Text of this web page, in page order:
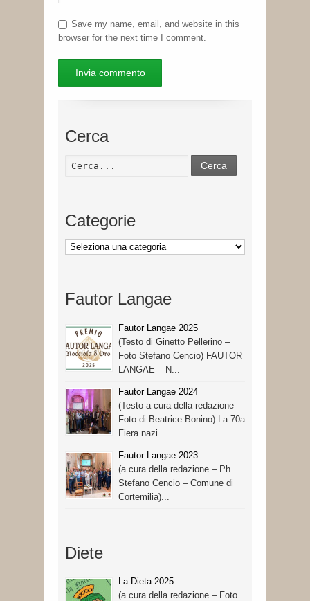
Save my name, email, and website in this
browser for the next time I comment.
Cerca
Cerca
Categorie
Categorie
Fautor Langae
Fautor Langae 2025
(Testo di Ginetto Pellerino –
Foto Stefano Cencio) FAUTOR
LANGAE – N...
Fautor Langae 2024
(Testo a cura della redazione –
Foto di Beatrice Bonino) La 70a
Fiera nazi...
Fautor Langae 2023
(a cura della redazione – Ph
Stefano Cencio – Comune di
Cortemilia)...
Diete
La Dieta 2025
(a cura della redazione – Foto